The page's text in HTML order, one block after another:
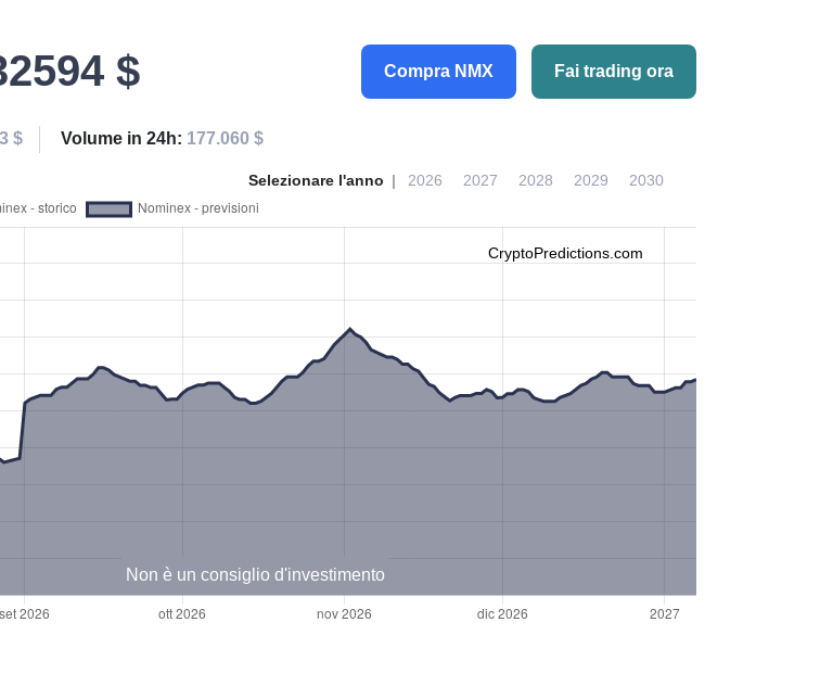
$ Compra NMX Fai trading ora
$ Volume in 24h: 177.060 $
Selezionare l'anno 2026 2027 2028 2029 2030
CryptoPredictions.com
Non è un consiglio d'investimento